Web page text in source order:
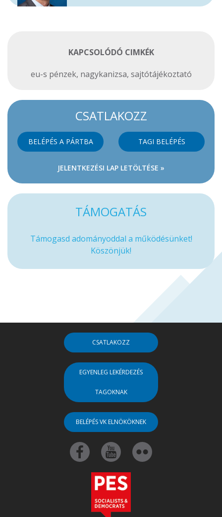
KAPCSOLÓDÓ CIMKÉK
eu-s pénzek, nagykanizsa, sajtótájékoztató
CSATLAKOZZ
BELÉPÉS A PÁRTBA TAGI BELÉPÉS
JELENTKEZÉSI LAP LETÖLTÉSE »
TÁMOGATÁS
Támogasd adományoddal a működésünket!
Köszönjük!
CSATLAKOZZ
EGYENLEG LEKÉRDEZÉS
TAGOKNAK
BELÉPÉS VK ELNÖKÖKNEK